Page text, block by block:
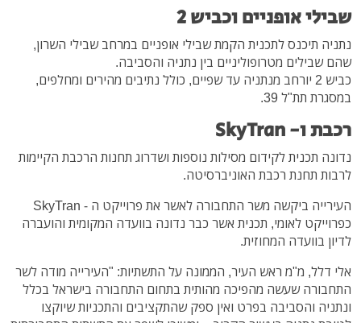
שבילי אופניים וכביש 2
נתניה תיכנס לתכנית הקמת שבילי אופניים במרחב שבילי השרון,
שהם שבילים מטרופוליניים בין נתניה והסביבה.
כביש 2 יורחב מנתניה עד שפיים, כולל נתיבים מהירים ומחלפים,
במסגרת תת"ל 39.
רכבת ו- SkyTran
נדונה תכנית לקידום מסילות נוספות ושדרוג תחנות הרכבת הקיימות
לרבות תחנת רכבת האוניברסיטה.
העירייה ביקשה משר התחבורה לאשר את פרוייקט ה - SkyTran
כפרוייקט לאומי, תכנית אשר כבר נדונה בוועדה המקומית והועברה
לדיון בוועדה המחוזית.
אלי דלל, מ"מ ראש העיר, הממונה על התשתיות: "העירייה מודה לשר
התחבורה שעשה מהפיכה מהותית בתחום התחבורה בישראל בכלל
ונתניה והסביבה בפרט ואין ספק שהתקציבים והתכניות שיוקצו